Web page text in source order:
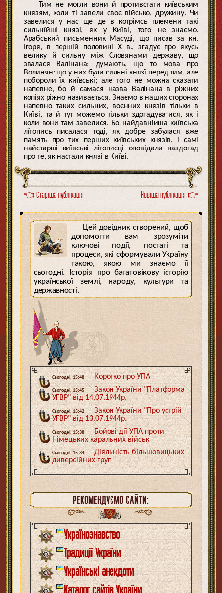
Тим не могли вони й противстати київським
князям, коли ті завели своє військо, дружину. Чи
завелися у нас ще де в котрімсь племени такі
сильнїйші князі, як у Київі, того не знаємо.
Арабський письменник Масуді, що писав за кн.
Ігоря, в першій половині Х в., згадує про якусь
велику й сильну між Словянами державу, що
звалася Валінана; думають, що то мова про
Волинян: що у них були сильні князї перед тим, але
побороли їх київські; але того не можна сказати
напевне, бо й самася назва Валінана в ріжних
копіях ріжно називається. Знаємо в наших сторонах
напевно таких сильних, воєнних князів тільки в
Київі, та й тут можемо тільки здогадуватися, як і
коли вони там завелися. Бо найдавніиша київська
лїтопись писалася тоді, як добре забулася вже
память про тих перших київських князів, і самі
найстарші київські літописці оповідали наздогад
про те, як настали князі в Київі.
👈 Старіша публікація Новіша публікація 👉
Цей довідник створений, щоб
допомогти вам зрозуміти
ключові події, постаті та
процеси, які сформували Україну
такою, якою ми знаємо її
сьогодні. Історія про багатовікову історію
української землі, народу, культури та
державності.
Сьогодні, 15:48 Коротко про УПА
Сьогодні, 15:45
Закон України "Платформа
УГВР" від 14.07.1944р.
Сьогодні, 15:42
Закон України "Про устрій
УГВР" від 13.07.1944р.
Сьогодні, 15:38
Бойові дії УПА проти
Німецьких каральних військ
Сьогодні, 15:34
Діяльність більшовицьких
диверсійних груп
РЕКОМЕНДУЄМО САЙТИ:
Українознавство
Традиції України
Українські анекдоти
Каталог сайтів України